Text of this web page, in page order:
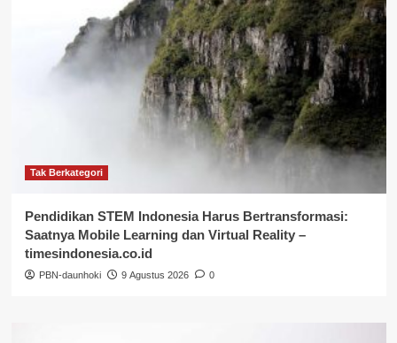
Tak Berkategori
Pendidikan STEM Indonesia Harus Bertransformasi:
Saatnya Mobile Learning dan Virtual Reality –
timesindonesia.co.id
PBN-daunhoki 9 Agustus 2026 0